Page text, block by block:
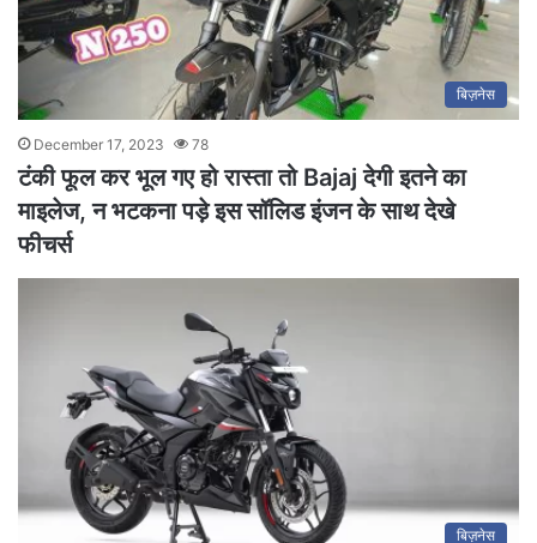
बिज़नेस
December 17, 2023 78
टंकी फूल कर भूल गए हो रास्ता तो Bajaj देगी इतने का
माइलेज, न भटकना पड़े इस सॉलिड इंजन के साथ देखे
फीचर्स
बिज़नेस